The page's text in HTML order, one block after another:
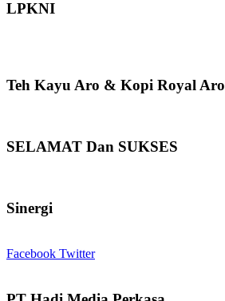
LPKNI
Teh Kayu Aro & Kopi Royal Aro
SELAMAT Dan SUKSES
Sinergi
Facebook Twitter